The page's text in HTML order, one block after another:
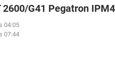
G41 Pegatron
04:05
07:44